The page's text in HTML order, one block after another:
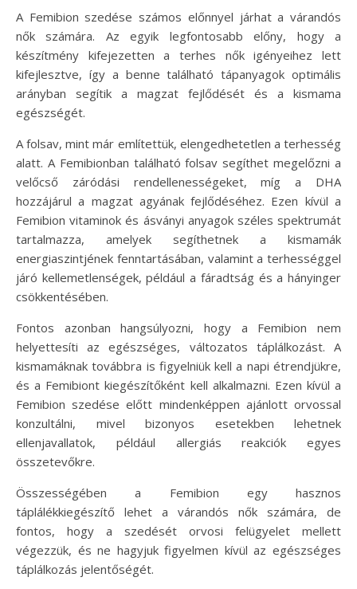
A Femibion szedése számos előnnyel járhat a várandós
nők számára. Az egyik legfontosabb előny, hogy a
készítmény kifejezetten a terhes nők igényeihez lett
kifejlesztve, így a benne található tápanyagok optimális
arányban segítik a magzat fejlődését és a kismama
egészségét.
A folsav, mint már említettük, elengedhetetlen a terhesség
alatt. A Femibionban található folsav segíthet megelőzni a
velőcső záródási rendellenességeket, míg a DHA
hozzájárul a magzat agyának fejlődéséhez. Ezen kívül a
Femibion vitaminok és ásványi anyagok széles spektrumát
tartalmazza, amelyek segíthetnek a kismamák
energiaszintjének fenntartásában, valamint a terhességgel
járó kellemetlenségek, például a fáradtság és a hányinger
csökkentésében.
Fontos azonban hangsúlyozni, hogy a Femibion nem
helyettesíti az egészséges, változatos táplálkozást. A
kismamáknak továbbra is figyelniük kell a napi étrendjükre,
és a Femibiont kiegészítőként kell alkalmazni. Ezen kívül a
Femibion szedése előtt mindenképpen ajánlott orvossal
konzultálni, mivel bizonyos esetekben lehetnek
ellenjavallatok, például allergiás reakciók egyes
összetevőkre.
Összességében a Femibion egy hasznos
táplálékkiegészítő lehet a várandós nők számára, de
fontos, hogy a szedését orvosi felügyelet mellett
végezzük, és ne hagyjuk figyelmen kívül az egészséges
táplálkozás jelentőségét.